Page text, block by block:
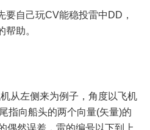
要自己玩CV能稳投雷中DD，
助。
从左侧来为例子，角度以飞机
指向船头的两个向量(矢量)的
偶然误差，雷的编号以下到上